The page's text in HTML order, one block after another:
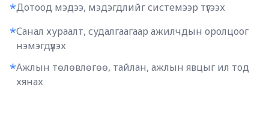
*Дотоод мэдээ, мэдэгдлийг системээр түгээх
*Санал хураалт, судалгаагаар ажилчдын оролцоог
нэмэгдүүлэх
*Ажлын төлөвлөгөө, тайлан, ажлын явцыг ил тод
хянах